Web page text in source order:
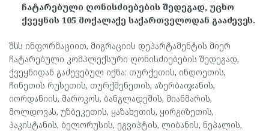
ჩატარებული ღონისძიებების შედეგად, უცხო
ქვეყნის 105 მოქალაქე საქართველოდან გააძევეს.
შსს ინფორმაციით, მიგრაციის დეპარტამენტის მიერ
ჩატარებული კომპლექსური ღონისძიებების შედეგად,
ქვეყნიდან გაძევებულ იქნა: თურქეთის, ინდოეთის,
ჩინეთის რუსეთის, თურქმენეთის, აზერბაიჯანის,
იორდანიის, მაროკოს, ბანგლადეშის, მიანმარის,
მოლდოვას, უზბეკეთის, ყაზახეთის, ყირგიზეთის,
პაკისტანის, ბელორუსის, ეგვიპტის, ლიბანის, ნეპალის,